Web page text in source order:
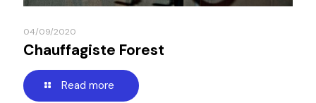
04/09/2020
Chauffagiste Forest
Read more